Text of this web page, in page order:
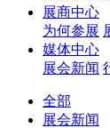
展商中心
为何参展
媒体中心
展会新闻
全部
展会新闻